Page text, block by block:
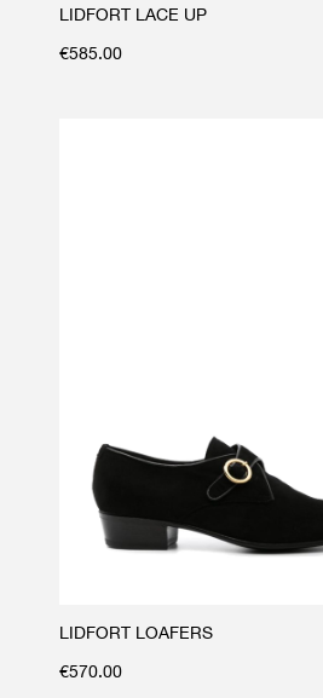
LIDFORT LACE UP
€585.00
LIDFORT LOAFERS
€570.00